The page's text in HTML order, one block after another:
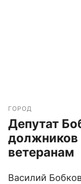
ГОРОД
Депутат
должников
ветеранам
Василий